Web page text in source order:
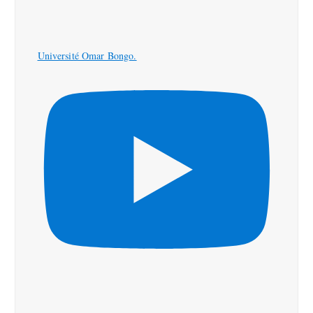
Université Omar Bongo.